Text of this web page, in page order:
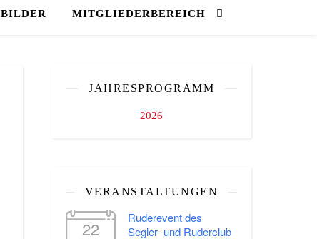
BILDER MITGLIEDERBEREICH
JAHRESPROGRAMM
2026
VERANSTALTUNGEN
22
Ruderevent des
Segler- und Ruderclub